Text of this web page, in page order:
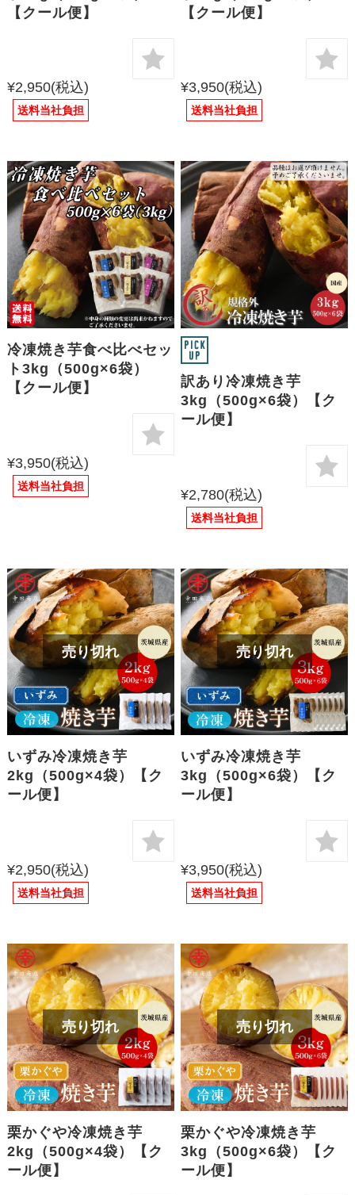
【クール便】
¥2,950(税込)
送料当社負担
【クール便】
¥3,950(税込)
送料当社負担
冷凍焼き芋食べ比べセッ
ト3kg（500g×6袋）
【クール便】
¥3,950(税込)
送料当社負担
訳あり冷凍焼き芋
3kg（500g×6袋）【ク
ール便】
¥2,780(税込)
送料当社負担
売り切れ
いずみ冷凍焼き芋
2kg（500g×4袋）【ク
ール便】
¥2,950(税込)
送料当社負担
売り切れ
いずみ冷凍焼き芋
3kg（500g×6袋）【ク
ール便】
¥3,950(税込)
送料当社負担
売り切れ
栗かぐや冷凍焼き芋
2kg（500g×4袋）【ク
ール便】
売り切れ
栗かぐや冷凍焼き芋
3kg（500g×6袋）【ク
ール便】